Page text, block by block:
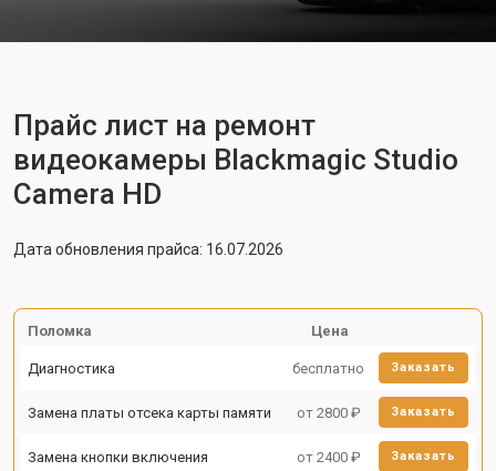
Прайс лист на ремонт
видеокамеры Blackmagic Studio
Camera HD
Дата обновления прайса: 16.07.2026
Поломка Цена
Диагностика бесплатно Заказать
Замена платы отсека карты памяти от 2800 ₽ Заказать
Замена кнопки включения от 2400 ₽ Заказать